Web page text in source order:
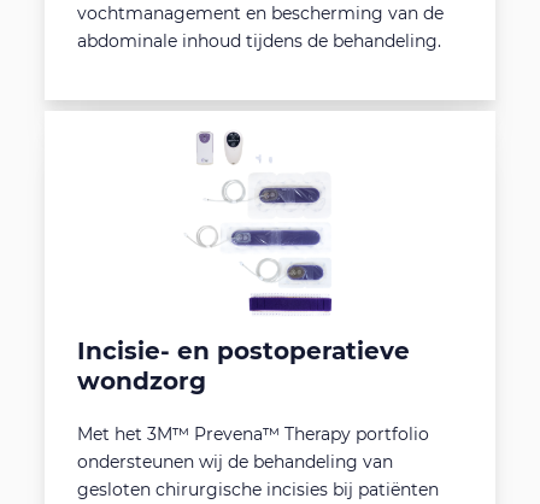
vochtmanagement en bescherming van de
abdominale inhoud tijdens de behandeling.
Incisie- en postoperatieve
wondzorg
Met het 3M™ Prevena™ Therapy portfolio
ondersteunen wij de behandeling van
gesloten chirurgische incisies bij patiënten